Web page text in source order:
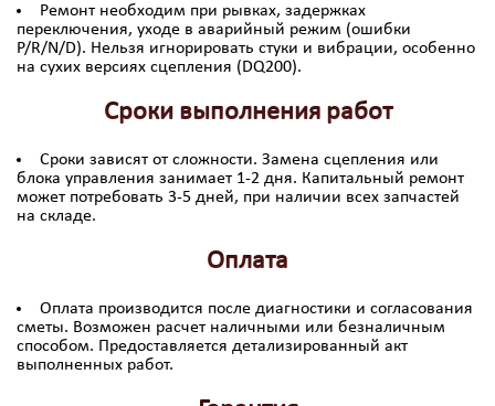
Ремонт необходим при рывках, задержках
переключения, уходе в аварийный режим (ошибки
P/R/N/D). Нельзя игнорировать стуки и вибрации, особенно
на сухих версиях сцепления (DQ200).
Сроки выполнения работ
Сроки зависят от сложности. Замена сцепления или
блока управления занимает 1-2 дня. Капитальный ремонт
может потребовать 3-5 дней, при наличии всех запчастей
на складе.
Оплата
Оплата производится после диагностики и согласования
сметы. Возможен расчет наличными или безналичным
способом. Предоставляется детализированный акт
выполненных работ.